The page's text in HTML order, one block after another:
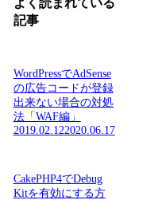
よく読まれている
記事
WordPressでAdSense
の広告コードが登録
出来ない場合の対処
法「WAF編」
2019.02.122020.06.17
CakePHP4でDebug
Kitを有効にする方